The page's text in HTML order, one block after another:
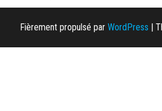
Fièrement propulsé par WordPress |